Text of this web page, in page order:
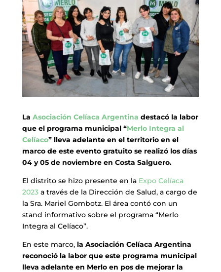
La Asociación Celíaca Argentina destacó la labor
que el programa municipal “Merlo Integra al
Celíaco” lleva adelante en el territorio en el
marco de este evento gratuito se realizó los días
04 y 05 de noviembre en Costa Salguero.
El distrito se hizo presente en laExpo Celíaca
2023a través de la Dirección de Salud, a cargo de
la Sra. Mariel Gombotz. El área contó con un
stand informativo sobre el programa “Merlo
Integra al Celíaco”.
En este marco, la Asociación Celíaca Argentina
reconoció la labor que este programa municipal
lleva adelante en Merlo en pos de mejorar la